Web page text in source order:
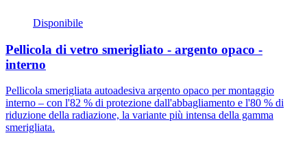
Disponibile
Pellicola di vetro smerigliato - argento opaco -
interno
Pellicola smerigliata autoadesiva argento opaco per montaggio
interno – con l'82 % di protezione dall'abbagliamento e l'80 % di
riduzione della radiazione, la variante più intensa della gamma
smerigliata.